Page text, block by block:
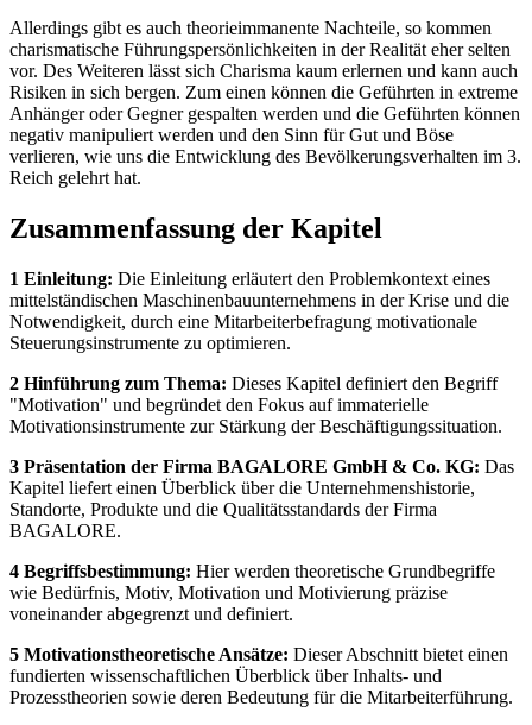
Allerdings gibt es auch theorieimmanente Nachteile, so kommen
charismatische Führungspersönlichkeiten in der Realität eher selten
vor. Des Weiteren lässt sich Charisma kaum erlernen und kann auch
Risiken in sich bergen. Zum einen können die Geführten in extreme
Anhänger oder Gegner gespalten werden und die Geführten können
negativ manipuliert werden und den Sinn für Gut und Böse
verlieren, wie uns die Entwicklung des Bevölkerungsverhalten im 3.
Reich gelehrt hat.
Zusammenfassung der Kapitel
1 Einleitung: Die Einleitung erläutert den Problemkontext eines
mittelständischen Maschinenbauunternehmens in der Krise und die
Notwendigkeit, durch eine Mitarbeiterbefragung motivationale
Steuerungsinstrumente zu optimieren.
2 Hinführung zum Thema: Dieses Kapitel definiert den Begriff
"Motivation" und begründet den Fokus auf immaterielle
Motivationsinstrumente zur Stärkung der Beschäftigungssituation.
3 Präsentation der Firma BAGALORE GmbH & Co. KG: Das
Kapitel liefert einen Überblick über die Unternehmenshistorie,
Standorte, Produkte und die Qualitätsstandards der Firma
BAGALORE.
4 Begriffsbestimmung: Hier werden theoretische Grundbegriffe
wie Bedürfnis, Motiv, Motivation und Motivierung präzise
voneinander abgegrenzt und definiert.
5 Motivationstheoretische Ansätze: Dieser Abschnitt bietet einen
fundierten wissenschaftlichen Überblick über Inhalts- und
Prozesstheorien sowie deren Bedeutung für die Mitarbeiterführung.